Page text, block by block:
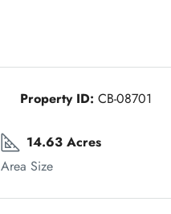
Property ID: CB-08701
14.63 Acres
Area Size